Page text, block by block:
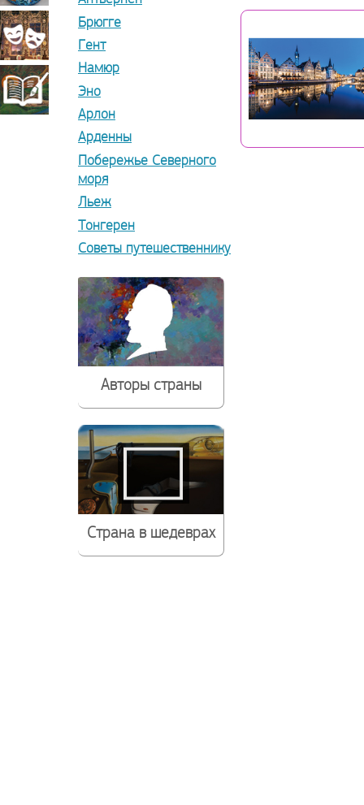
Брюгге
Гент
Намюр
Эно
Арлон
Арденны
Побережье Северного
моря
Льеж
Тонгерен
Советы путешественнику
Авторы страны
Страна в шедеврах
прикладное
Театрально-
декорационное
искусство
Книжная
миниатюра